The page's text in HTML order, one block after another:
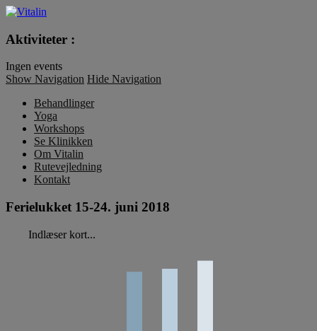
Aktiviteter :
Ingen events
Show Navigation Hide Navigation
Behandlinger
Yoga
Workshops
Se Klinikken
Om Vitalin
Rutevejledning
Kontakt
Ferielukket 15-24. juni 2018
Indlæser kort...